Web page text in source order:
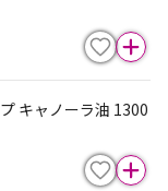
キャノーラ油 1300